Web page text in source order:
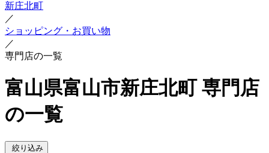
新庄北町
／
ショッピング・お買い物
／
専門店の一覧
富山県富山市新庄北町 専門店
の一覧
絞り込み